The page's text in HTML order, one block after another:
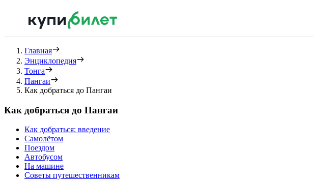
Главная
Энциклопедия
Тонга
Пангаи
Как добраться до Пангаи
Как добраться до Пангаи
Как добраться: введение
Самолётом
Поездом
Автобусом
На машине
Советы путешественникам